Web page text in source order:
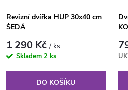
Revizní dvířka HUP 30x40 cm
ŠEDÁ
1 290 Kč/ ks
Skladem 2 ks
DO KOŠÍKU